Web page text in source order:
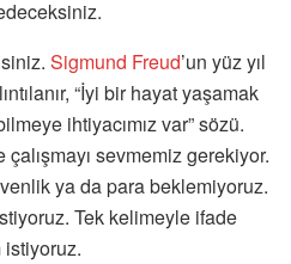
Sigmund Freud’un yüz yıl
“İyi bir hayat yaşamak
ihtiyacımız var” sözü.
sevmemiz gerekiyor.
ya da para beklemiyoruz.
Tek kelimeyle ifade